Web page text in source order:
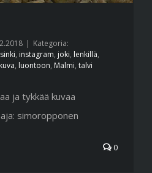
Kategoria:
, instagram, joki, lenkillä,
, luontoon, Malmi, talvi
ja tykkää kuvaa
simoropponen
0